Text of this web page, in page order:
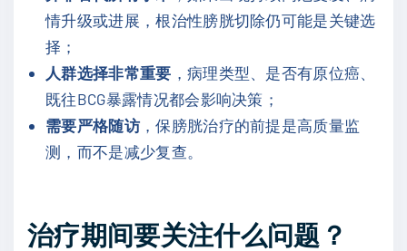
情升级或进展，根治性膀胱切除仍可能是关键选
择；
人群选择非常重要 ，病理类型、是否有原位癌、
既往BCG暴露情况都会影响决策；
需要严格随访，保膀胱治疗的前提是高质量监
测，而不是减少复查。
治疗期间要关注什么问题？